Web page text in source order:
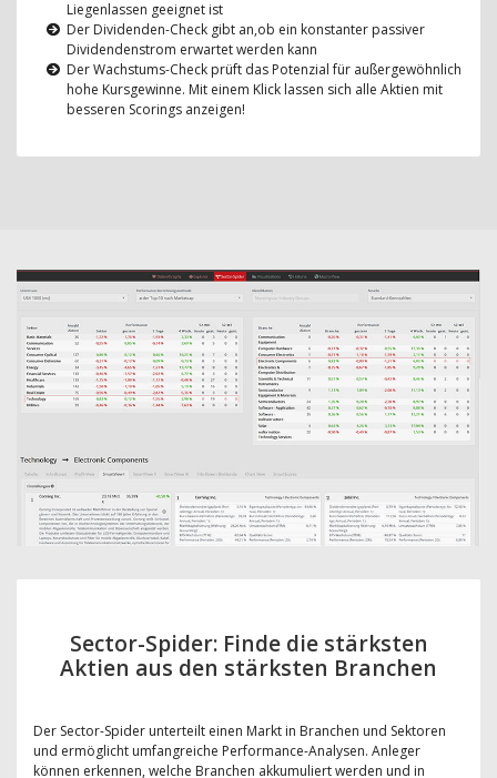
Liegenlassen geeignet ist
Der Dividenden-Check gibt an,ob ein konstanter passiver
Dividendenstrom erwartet werden kann
Der Wachstums-Check prüft das Potenzial für außergewöhnlich
hohe Kursgewinne. Mit einem Klick lassen sich alle Aktien mit
besseren Scorings anzeigen!
Sector-Spider: Finde die stärksten
Aktien aus den stärksten Branchen
Der Sector-Spider unterteilt einen Markt in Branchen und Sektoren
und ermöglicht umfangreiche Performance-Analysen. Anleger
können erkennen, welche Branchen akkumuliert werden und in